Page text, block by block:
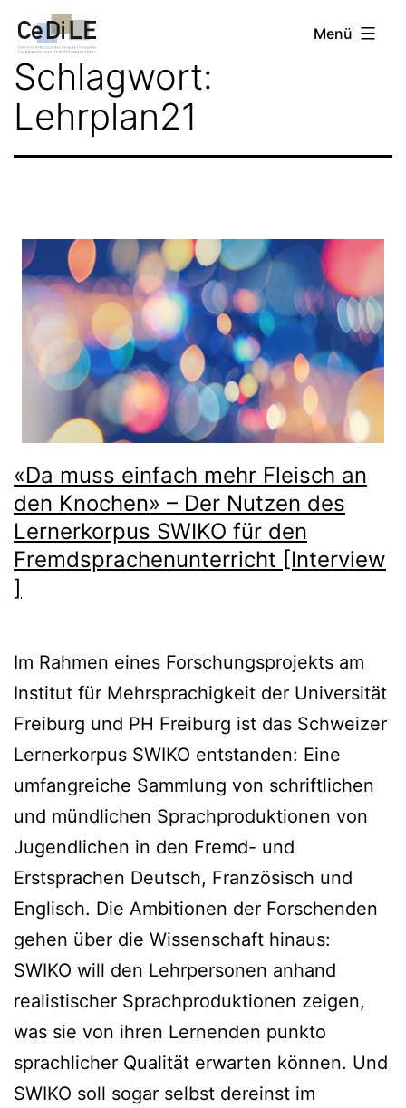
Inhalt
springen
CeDiLE Menü
Schlagwort:
Lehrplan21
«Da muss einfach mehr Fleisch an
den Knochen» – Der Nutzen des
Lernerkorpus SWIKO für den
Fremdsprachenunterricht [Interview
]
Im Rahmen eines Forschungsprojekts am
Institut für Mehrsprachigkeit der Universität
Freiburg und PH Freiburg ist das Schweizer
Lernerkorpus SWIKO entstanden: Eine
umfangreiche Sammlung von schriftlichen
und mündlichen Sprachproduktionen von
Jugendlichen in den Fremd- und
Erstsprachen Deutsch, Französisch und
Englisch. Die Ambitionen der Forschenden
gehen über die Wissenschaft hinaus:
SWIKO will den Lehrpersonen anhand
realistischer Sprachproduktionen zeigen,
was sie von ihren Lernenden punkto
sprachlicher Qualität erwarten können. Und
SWIKO soll sogar selbst dereinst im